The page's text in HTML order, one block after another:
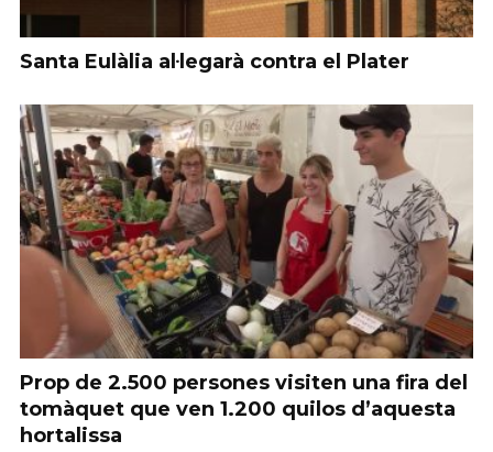
Santa Eulàlia al·legarà contra el Plater
Prop de 2.500 persones visiten una fira del
tomàquet que ven 1.200 quilos d’aquesta
hortalissa